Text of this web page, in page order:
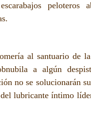
peloteros
al santuario de
a algún
no se solucionarán
lubricante íntimo